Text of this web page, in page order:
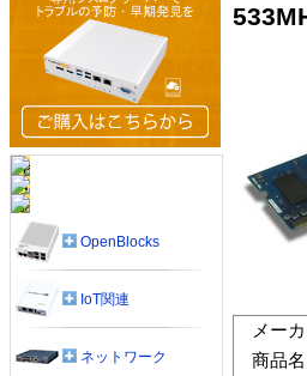
メー
商品名
OpenBlocks
IoT関連
ネットワーク